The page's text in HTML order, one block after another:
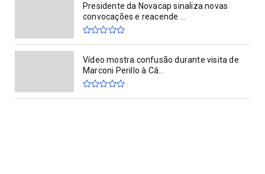
Presidente da Novacap sinaliza novas
convocações e reacende ...
Vídeo mostra confusão durante visita de
Marconi Perillo à Câ...